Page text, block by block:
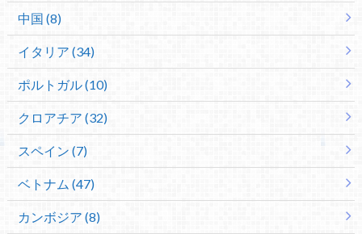
中国 (8)
イタリア (34)
ポルトガル (10)
クロアチア (32)
スペイン (7)
ベトナム (47)
カンボジア (8)